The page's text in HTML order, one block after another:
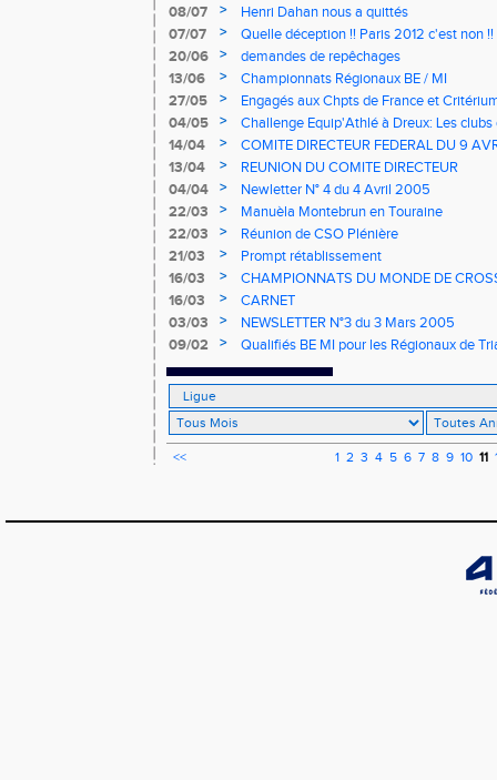
08/07
>
Henri Dahan nous a quittés
07/07
>
Quelle déception !! Paris 2012 c'est non !!
20/06
>
demandes de repêchages
13/06
>
Championnats Régionaux BE / MI
27/05
>
Engagés aux Chpts de France et
04/05
>
Challenge Equip'Athlé à Dreux: Les
14/04
>
COMITE DIRECTEUR FEDERAL DU 9
13/04
>
REUNION DU COMITE DIRECTEUR
04/04
>
Newletter N° 4 du 4 Avril 2005
22/03
>
Manuèla Montebrun en Touraine
22/03
>
Réunion de CSO Plénière
21/03
>
Prompt rétablissement
16/03
>
CHAMPIONNATS DU MONDE DE
16/03
>
CARNET
03/03
>
NEWSLETTER N°3 du 3 Mars 2005
09/02
> Qualifiés BE MI pour les Régionaux de
<< 1 2 3 4 5 6 7 8 9 10 11